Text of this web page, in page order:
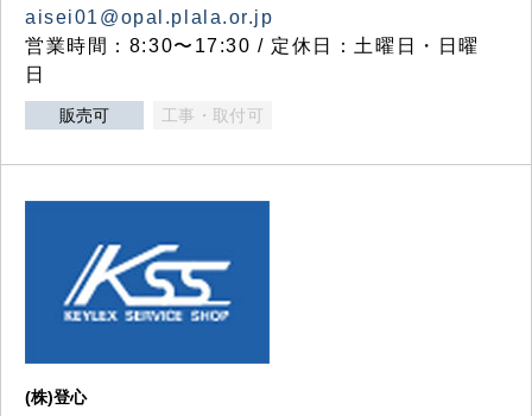
aisei01@opal.plala.or.jp
営業時間：8:30〜17:30 / 定休日：土曜日・日曜
日
販売可 工事・取付可
(株)登心